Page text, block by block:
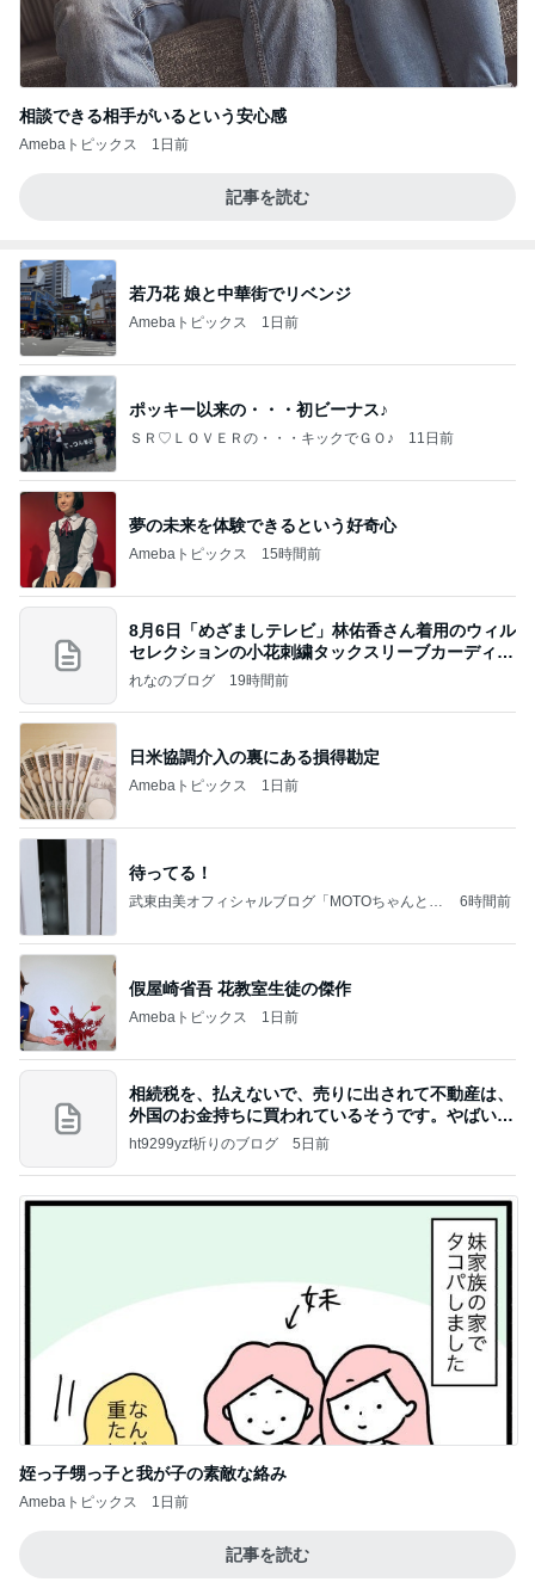
相談できる相手がいるという安心感
Amebaトピックス 1日前
記事を読む
若乃花 娘と中華街でリベンジ
Amebaトピックス 1日前
ポッキー以来の・・・初ビーナス♪
ＳＲ♡ＬＯＶＥＲの・・・キックでＧＯ♪ 11日前
夢の未来を体験できるという好奇心
Amebaトピックス 15時間前
8月6日「めざましテレビ」林佑香さん着用のウィル
セレクションの小花刺繍タックスリーブカーディガ
ン
れなのブログ 19時間前
日米協調介入の裏にある損得勘定
Amebaトピックス 1日前
待ってる！
武東由美オフィシャルブログ「MOTOちゃんとの
6時間前
假屋崎省吾 花教室生徒の傑作
Amebaトピックス 1日前
相続税を、払えないで、売りに出されて不動産は、
外国のお金持ちに買われているそうです。やばいで
すよ
ht9299yzf祈りのブログ 5日前
姪っ子甥っ子と我が子の素敵な絡み
Amebaトピックス 1日前
記事を読む